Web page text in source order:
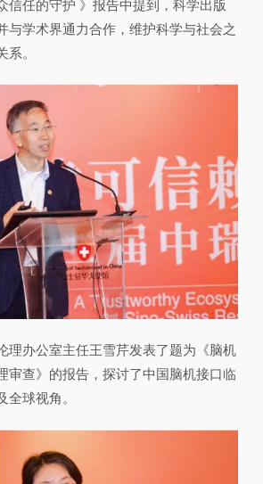
信任的守护 》报告中提到，科学出版
与学术界通力合作，维护科学与社会之
系。
理办公室主任王雪芹发表了题为《脑机
审查》的报告，探讨了中国脑机接口临
全球视角。